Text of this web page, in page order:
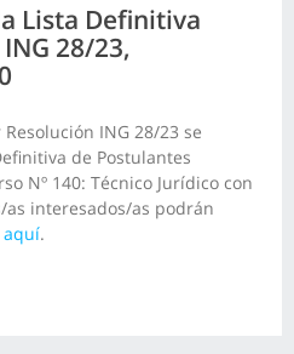
Lista Definitiva
28/23,
ING 28/23 se
de Postulantes
Nº 140: Técnico Jurídico con
as interesados/as podrán
aquí.